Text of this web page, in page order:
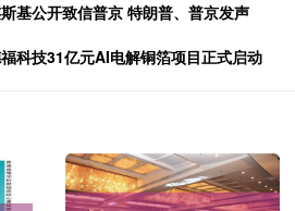
基公开致信普京 特朗普、普京发声
科技31亿元AI电解铜箔项目正式启动